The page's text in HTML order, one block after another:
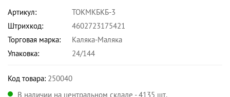
Артикул:
ТОКМКБКБ-3
Штрихкод:
4602723175421
Торговая марка:
Каляка-Маляка
Упаковка:
24/144
Код товара: 250040
В наличии на центральном складе - 4135 шт.